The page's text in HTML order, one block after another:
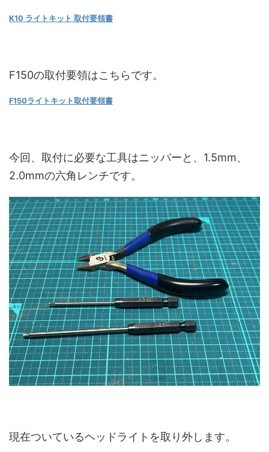
K10 ライトキット 取付要領書
F150の取付要領はこちらです。
F150ライトキット取付要領書
今回、取付に必要な工具はニッパーと、1.5mm、
2.0mmの六角レンチです。
現在ついているヘッドライトを取り外します。